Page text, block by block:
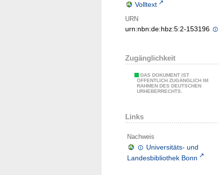
Volltext
URN
urn:nbn:de:hbz:5:2-153196
Zugänglichkeit
DAS DOKUMENT IST
ÖFFENTLICH ZUGÄNGLICH IM
RAHMEN DES DEUTSCHEN
URHEBERRECHTS.
Links
Nachweis
Universitäts- und
Landesbibliothek Bonn